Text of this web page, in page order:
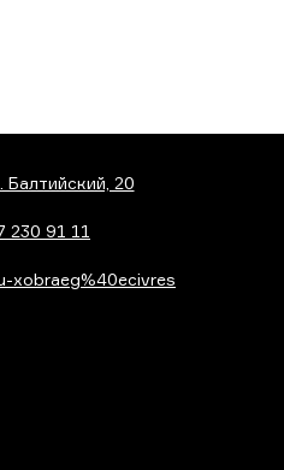
Балтийский, 20
230 91 11
xobraeg%40ecivres